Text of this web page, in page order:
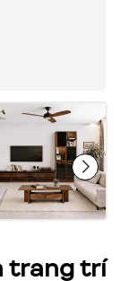
trang trí